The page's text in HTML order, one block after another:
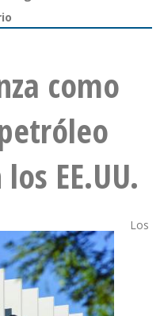
como
EE.UU.
Los